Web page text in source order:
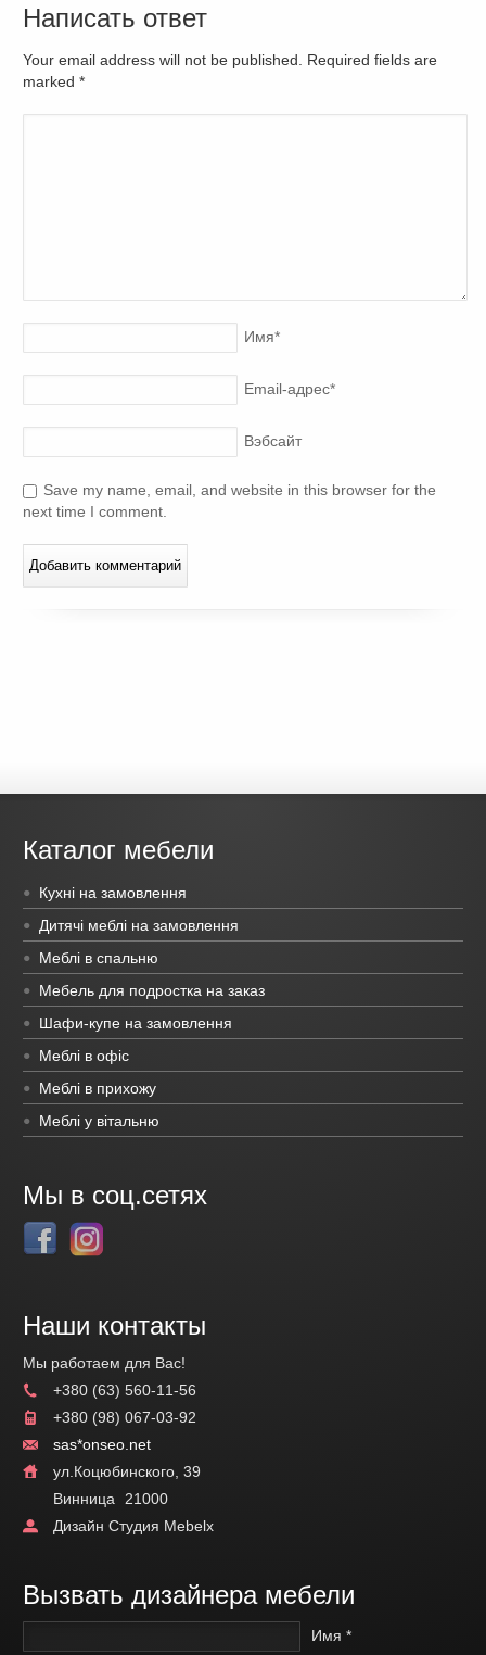
Написать ответ
Your email address will not be published. Required fields are
marked*
Имя*
Email-адрес*
Вэбсайт
Save my name, email, and website in this browser for the
next time I comment.
Каталог мебели
Кухні на замовлення
Дитячі меблі на замовлення
Меблі в спальню
Мебель для подростка на заказ
Шафи-купе на замовлення
Меблі в офіс
Меблі в прихожу
Меблі у вітальню
Мы в соц.сетях
Наши контакты
Мы работаем для Вас!
+380 (63) 560-11-56
+380 (98) 067-03-92
sas*onseo.net
ул.Коцюбинского, 39
Винница
21000
Дизайн Студия Mebelx
Вызвать дизайнера мебели
Имя *